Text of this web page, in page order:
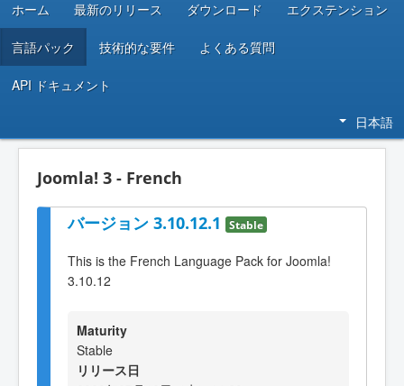
ホーム 最新のリリース ダウンロード エクステンション
言語パック 技術的な要件 よくある質問
API ドキュメント
日本語
Joomla! 3 - French
バージョン 3.10.12.1 Stable
This is the French Language Pack for Joomla!
3.10.12
Maturity
Stable
リリース日